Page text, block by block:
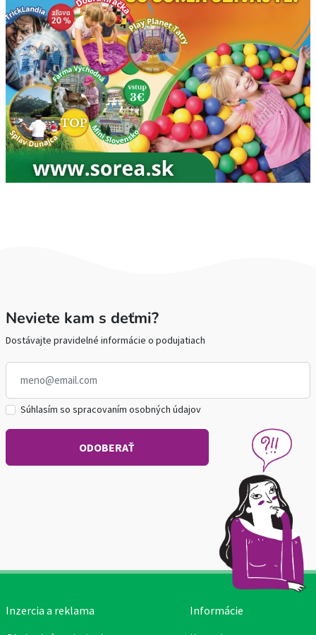
Neviete kam s deťmi?
Dostávajte pravidelné informácie o podujatiach
Súhlasím so spracovaním osobných údajov
Inzercia a reklama
Informácie